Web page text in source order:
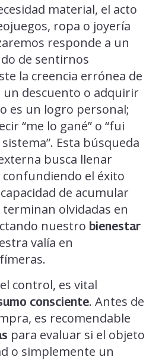
material, el acto
ropa o joyería
responde a un
de sentirnos
la creencia errónea de
un descuento o adquirir
es un logro personal;
“me lo gané” o “fui
Esta búsqueda
busca llenar
el éxito
de acumular
olvidadas en
nuestro bienestar
valía en
control, es vital
consciente. Antes de
es recomendable
para evaluar si el objeto
o simplemente un